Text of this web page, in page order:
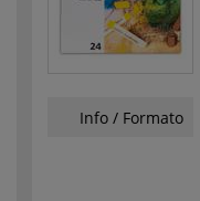
Info / Formato